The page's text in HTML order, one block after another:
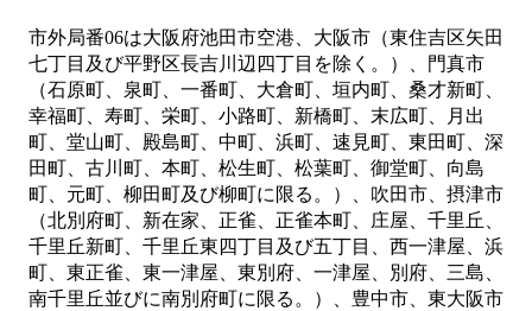
市外局番06は大阪府池田市空港、大阪市（東住吉区矢田
七丁目及び平野区長吉川辺四丁目を除く。）、門真市
（石原町、泉町、一番町、大倉町、垣内町、桑才新町、
幸福町、寿町、栄町、小路町、新橋町、末広町、月出
町、堂山町、殿島町、中町、浜町、速見町、東田町、深
田町、古川町、本町、松生町、松葉町、御堂町、向島
町、元町、柳田町及び柳町に限る。）、吹田市、摂津市
（北別府町、新在家、正雀、正雀本町、庄屋、千里丘、
千里丘新町、千里丘東四丁目及び五丁目、西一津屋、浜
町、東正雀、東一津屋、東別府、一津屋、別府、三島、
南千里丘並びに南別府町に限る。）、豊中市、東大阪市